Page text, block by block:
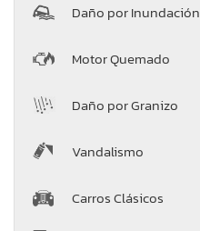
Daño por Inundación
Motor Quemado
Daño por Granizo
Vandalismo
Carros Clásicos